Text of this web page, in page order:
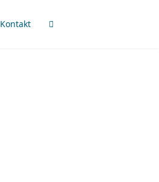
Kontakt